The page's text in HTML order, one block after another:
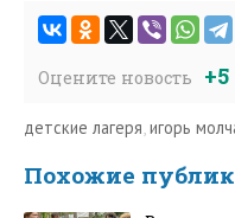
Оцените новость +5
детские лагеря,игорь
Похожие